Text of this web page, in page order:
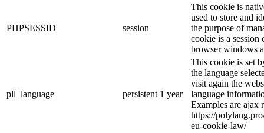
PHPSESSID session
This cookie is
used to store and
the purpose of
cookie is a session
browser windows
pll_language persistent 1 year
This cookie is set
the language
visit again the
language
Examples are ajax
https://
eu-cookie-law/